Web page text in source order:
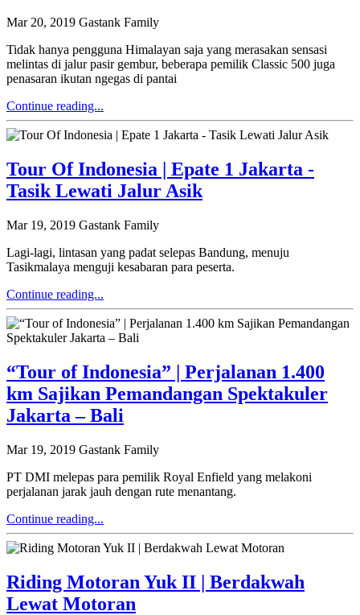
Mar 20, 2019 Gastank Family
Tidak hanya pengguna Himalayan saja yang merasakan sensasi
melintas di jalur pasir gembur, beberapa pemilik Classic 500 juga
penasaran ikutan ngegas di pantai
Continue reading...
Tour Of Indonesia | Epate 1 Jakarta -
Tasik Lewati Jalur Asik
Mar 19, 2019 Gastank Family
Lagi-lagi, lintasan yang padat selepas Bandung, menuju
Tasikmalaya menguji kesabaran para peserta.
Continue reading...
“Tour of Indonesia” | Perjalanan 1.400
km Sajikan Pemandangan Spektakuler
Jakarta – Bali
Mar 19, 2019 Gastank Family
PT DMI melepas para pemilik Royal Enfield yang melakoni
perjalanan jarak jauh dengan rute menantang.
Continue reading...
Riding Motoran Yuk II | Berdakwah
Lewat Motoran